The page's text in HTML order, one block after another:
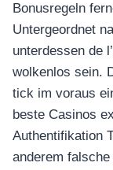
Bonusregeln
Untergeordnet
unterdessen de
wolkenlos sein.
tick im voraus
beste Casinos
Authentifikation
anderem